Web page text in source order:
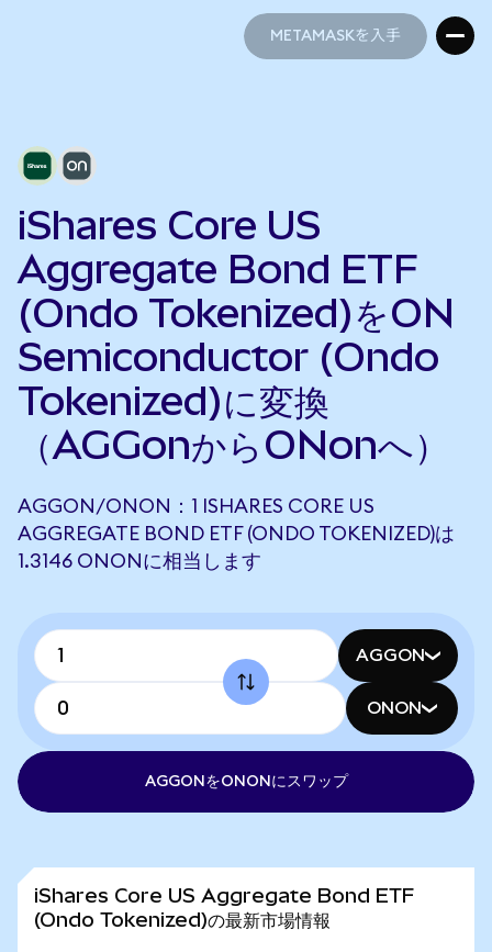
METAMASKを入手
iShares Core US
Aggregate Bond ETF
(Ondo Tokenized)をON
Semiconductor (Ondo
Tokenized)に変換
（AGGonからONonへ）
AGGON/ONON：1 ISHARES CORE US
AGGREGATE BOND ETF (ONDO TOKENIZED)は
1.3146 ONONに相当します
AGGON
ONON
AGGONをONONにスワップ
iShares Core US Aggregate Bond ETF
(Ondo Tokenized)の最新市場情報